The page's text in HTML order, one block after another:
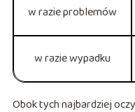
w razie problemów
w razie wypadku
Obok tych najbardziej